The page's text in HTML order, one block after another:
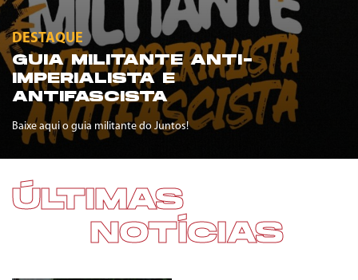
DESTAQUE
GUIA MILITANTE ANTI-
IMPERIALISTA E
ANTIFASCISTA
Baixe aqui o guia militante do Juntos!
ÚLTIMAS
NOTÍCIAS